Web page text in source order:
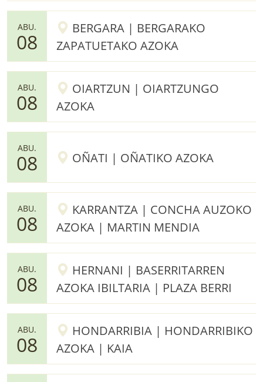
ABU.
08
BERGARA | BERGARAKO
ZAPATUETAKO AZOKA
ABU.
08
OIARTZUN | OIARTZUNGO
AZOKA
ABU.
08 OÑATI | OÑATIKO AZOKA
ABU.
08
KARRANTZA | CONCHA AUZOKO
AZOKA | MARTIN MENDIA
ABU.
08
HERNANI | BASERRITARREN
AZOKA IBILTARIA | PLAZA BERRI
ABU.
08
HONDARRIBIA | HONDARRIBIKO
AZOKA | KAIA